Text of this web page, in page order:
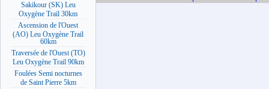
Sakikour (SK) Leu
Oxygène Trail 30km
Ascension de l'Ouest
(AO) Leu Oxygène Trail
60km
Traversée de l'Ouest (TO)
Leu Oxygène Trail 90km
Foulées Semi nocturnes
de Saint Pierre 5km